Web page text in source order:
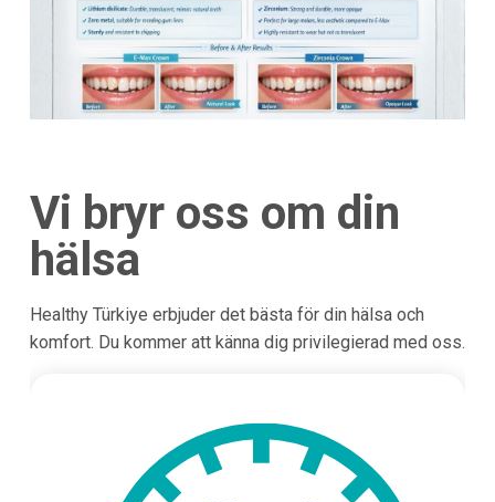
Vi bryr oss om din
hälsa
Healthy Türkiye erbjuder det bästa för din hälsa och
komfort. Du kommer att känna dig privilegierad med oss.